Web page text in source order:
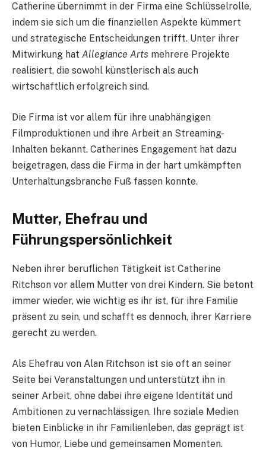
Catherine übernimmt in der Firma eine Schlüsselrolle,
indem sie sich um die finanziellen Aspekte kümmert
und strategische Entscheidungen trifft. Unter ihrer
Mitwirkung hat Allegiance Arts mehrere Projekte
realisiert, die sowohl künstlerisch als auch
wirtschaftlich erfolgreich sind.
Die Firma ist vor allem für ihre unabhängigen
Filmproduktionen und ihre Arbeit an Streaming-
Inhalten bekannt. Catherines Engagement hat dazu
beigetragen, dass die Firma in der hart umkämpften
Unterhaltungsbranche Fuß fassen konnte.
Mutter, Ehefrau und
Führungspersönlichkeit
Neben ihrer beruflichen Tätigkeit ist Catherine
Ritchson vor allem Mutter von drei Kindern. Sie betont
immer wieder, wie wichtig es ihr ist, für ihre Familie
präsent zu sein, und schafft es dennoch, ihrer Karriere
gerecht zu werden.
Als Ehefrau von Alan Ritchson ist sie oft an seiner
Seite bei Veranstaltungen und unterstützt ihn in
seiner Arbeit, ohne dabei ihre eigene Identität und
Ambitionen zu vernachlässigen. Ihre soziale Medien
bieten Einblicke in ihr Familienleben, das geprägt ist
von Humor, Liebe und gemeinsamen Momenten.